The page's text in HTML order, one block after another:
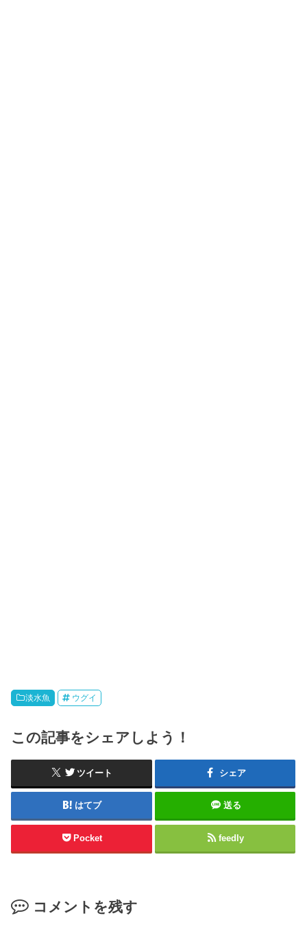
淡水魚 ウグイ
この記事をシェアしよう！
ツイート シェア
はてブ 送る
Pocket feedly
コメントを残す